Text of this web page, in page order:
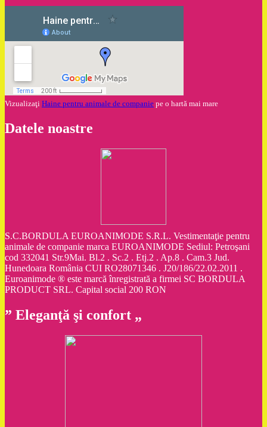
Vizualizaţi Haine pentru animale de companie pe o hartă mai mare
Datele noastre
S.C.BORDULA EUROANIMODE S.R.L. Vestimentaţie pentru
animale de companie marca EUROANIMODE Sediul: Petroşani
cod 332041 Str.9Mai. Bl.2 . Sc.2 . Etj.2 . Ap.8 . Cam.3 Jud.
Hunedoara România CUI RO28071346 . J20/186/22.02.2011 .
Euroanimode ® este marcă înregistrată a firmei SC BORDULA
PRODUCT SRL. Capital social 200 RON
” Eleganţă şi confort „